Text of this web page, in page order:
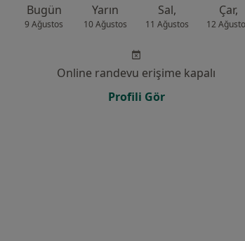
Bugün
9 Ağustos
Yarın
10 Ağustos
Sal,
11 Ağustos
Çar,
12
Online randevu erişime kapalı
Profili Gör